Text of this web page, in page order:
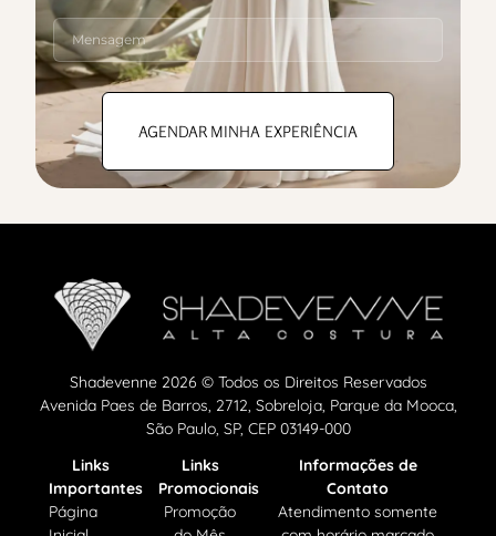
AGENDAR MINHA EXPERIÊNCIA
Shadevenne 2026 © Todos os Direitos Reservados
Avenida Paes de Barros, 2712, Sobreloja, Parque da Mooca,
São Paulo, SP, CEP 03149-000
Links
Importantes
Página
Links
Promocionais
Promoção
Informações de
Contato
Atendimento somente